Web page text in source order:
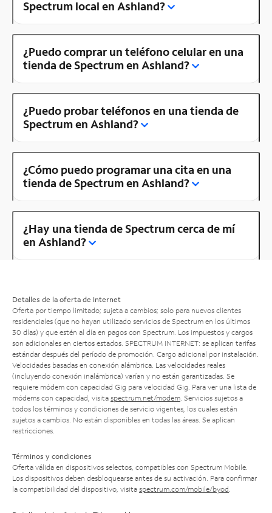
Spectrum local en Ashland?
¿Puedo comprar un teléfono celular en una
tienda de Spectrum en Ashland?
¿Puedo probar teléfonos en una tienda de
Spectrum en Ashland?
¿Cómo puedo programar una cita en una
tienda de Spectrum en Ashland?
¿Hay una tienda de Spectrum cerca de mí
en Ashland?
Detalles de la oferta de Internet
Oferta por tiempo limitado; sujeta a cambios; solo para nuevos clientes
residenciales (que no hayan utilizado servicios de Spectrum en los últimos
30 días) y que estén al día en pagos con Spectrum. Los impuestos y cargos
son adicionales en ciertos estados. SPECTRUM INTERNET: se aplican tarifas
estándar después del período de promoción. Cargo adicional por instalación.
Velocidades basadas en conexión alámbrica. Las velocidades reales
(incluyendo conexión inalámbrica) varían y no están garantizadas. Se
requiere módem con capacidad Gig para velocidad Gig. Para ver una lista de
módems con capacidad, visita spectrum.net/modem . Servicios sujetos a
todos los términos y condiciones de servicio vigentes, los cuales están
sujetos a cambios. No están disponibles en todas las áreas. Se aplican
restricciones.
Términos y condiciones
Oferta válida en dispositivos selectos, compatibles con Spectrum Mobile.
Los dispositivos deben desbloquearse antes de su activación. Para confirmar
la compatibilidad del dispositivo, visita spectrum.com/mobile/byod